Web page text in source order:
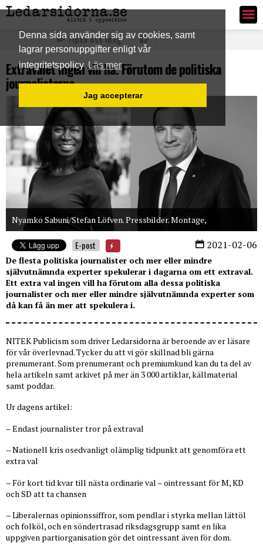
Denna sida använder sig av cookies, samt
lagrar personuppgifter enligt vår
integritetspolicy Läs mer
Jag accepterar
Ledarsidorna.se
Tipsa oss idag
Extravalet ingen vill ha. Förutom de politiska
journalisterna
Nyamko Sabuni/Stefan Löfven. Pressbilder. Montage,
2021-02-06
E-post
De flesta politiska journalister och mer eller mindre
självutnämnda experter spekulerar i dagarna om ett extraval.
Ett extra val ingen vill ha förutom alla dessa politiska
journalister och mer eller mindre självutnämnda experter som
då kan få än mer att spekulera i.
NITEK Publicism som driver Ledarsidorna är beroende av er läsare
för vår överlevnad. Tycker du att vi gör skillnad bli gärna
prenumerant. Som prenumerant och premiumkund kan du ta del av
hela artikeln samt arkivet på mer än 3 000 artiklar, källmaterial
samt poddar.
Ur dagens artikel:
– Endast journalister tror på extraval
– Nationell kris osedvanligt olämplig tidpunkt att genomföra ett
extra val
– För kort tid kvar till nästa ordinarie val – ointressant för M, KD
och SD att ta chansen
– Liberalernas opinionssiffror, som pendlar i styrka mellan lättöl
och folköl, och en söndertrasad riksdagsgrupp samt en lika
uppgiven partiorganisation gör det ointressant även för dom.